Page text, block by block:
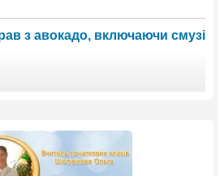
з авокадо, включаючи смузі